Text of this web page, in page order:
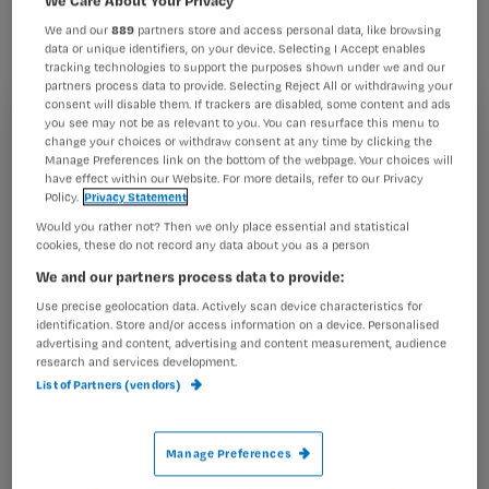
Registreren
Wil je dit artikel lezen?
Maak gratis een account aan en lees 2
artikelen gratis per maand
Al een account of abonnement?
Wat
‘Indien men een contract heeft van 4 uur per week, dan
dient de werkgever ervoor te zorgen dat er ook 4 uur
werk per week is. Is dit er niet, dan ontslaat dit de
werkgever
We and our889 partners store and access personal data, like browsing
data or unique identifiers, on your device. Selecting I Accept enables
tracking technologies to support the purposes shown under we and our
partners process data to provide. Selecting Reject All or withdrawing your
consent will disable them. If trackers are disabled, some content and ads
you see may not be as relevant to you. You can resurface this menu to
change your choices or withdraw consent at any time by clicking the
Manage Preferences link on the bottom of the webpage. Your choices will
have effect within our Website. For more details, refer to our Privacy
Policy. Privacy Statement
Would you rather not? Then we only place essential and statistical
cookies, these do not record any data about you as a person
We and our partners process data to provide:
Use precise geolocation data. Actively scan device characteristics for
identification. Store and/or access information on a device. Personalised
advertising and content, advertising and content measurement, audience
research and services development.
List of Partners (vendors)
Manage Preferences